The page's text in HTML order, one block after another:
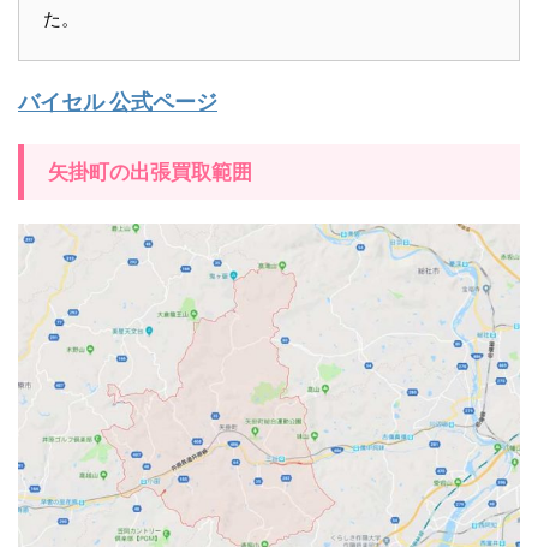
た。
バイセル 公式ページ
矢掛町の出張買取範囲